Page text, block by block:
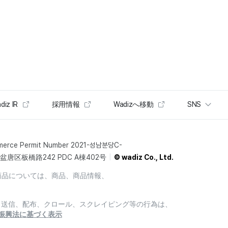
IR 採用情報 Wadizへ移動 SNS
Permit Number 2021-성남분당C-
唐区板橋路242 PDC A棟402号
© wadiz Co., Ltd.
については、商品、商品情報、
信、配布、クロール、スクレイピング等の行為は、
興法に基づく表示